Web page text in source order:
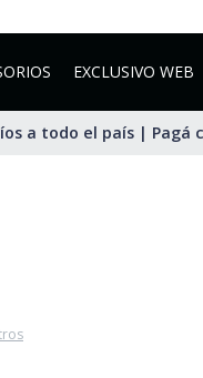
EXCLUSIVO WEB
a todo el país | Pagá